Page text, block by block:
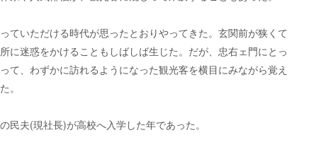
ていただける時代が思ったとおりやってきた。玄関前が狭くて
に迷惑をかけることもしばしば生じた。だが、忠右ェ門にとっ
て、わずかに訪れるようになった観光客を横目にみながら覚え
。
夫(現社長)が高校へ入学した年であった。